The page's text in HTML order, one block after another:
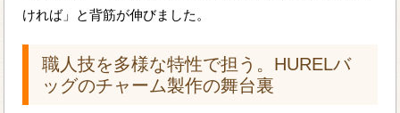
ければ」と背筋が伸びました。
職人技を多様な特性で担う。HURELバ
ッグのチャーム製作の舞台裏